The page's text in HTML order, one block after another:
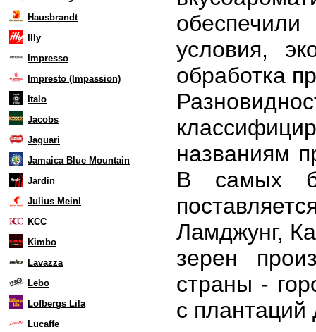
Hausbrandt
Illy
Impresso
Impresto (Impassion)
Italo
Jacobs
Jaguari
Jamaica Blue Mountain
Jardin
Julius Meinl
KCC
Kimbo
Lavazza
Lebo
Lofbergs Lila
Lucaffe
условия,
обработка
названиям
В самых
Ламджунг,
зерен
страны -
с плантаций